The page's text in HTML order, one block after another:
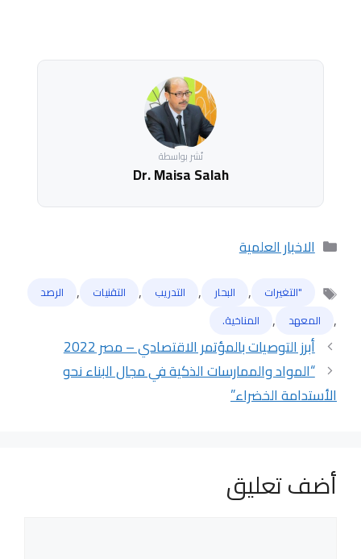
نُشر بواسطة
Dr. Maisa Salah
التصنيفات
الاخبار العلمية
الوسوم
"التغيرات , البحار , التدريب , التقنيات , الرصد
, المعهد , المناخية.
أبرز التوصيات بالمؤتمر الاقتصادي – مصر 2022
“المواد والممارسات الذكية في مجال البناء نحو
الأستدامة الخضراء”
أضف تعليق